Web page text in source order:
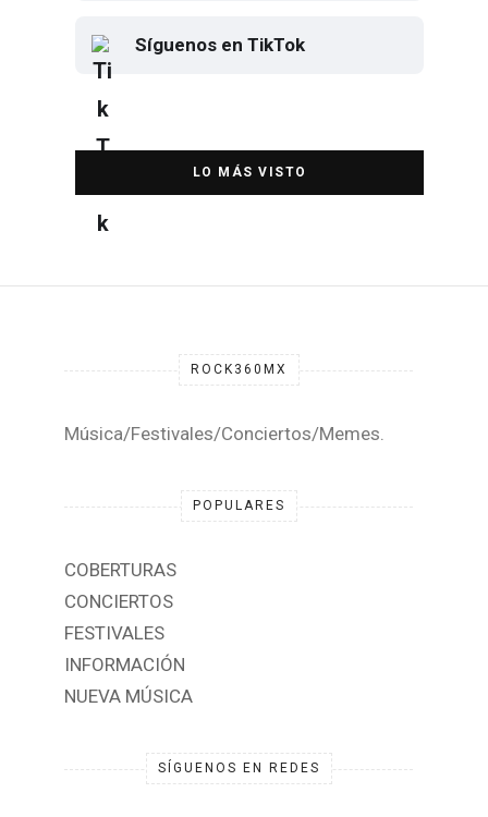
Síguenos en TikTok
DESTACADA
Elton John regresa a CDMX para
despedirse en el Estadio Banorte
ROCK360MX
Música/Festivales/Conciertos/Memes.
POPULARES
COBERTURAS
CONCIERTOS
FESTIVALES
INFORMACIÓN
NUEVA MÚSICA
SÍGUENOS EN REDES